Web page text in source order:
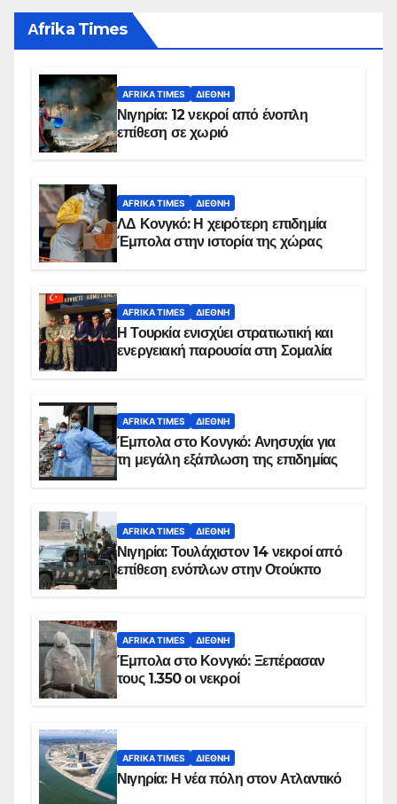
Αfrika Times
AFRIKA TIMES ΔΙΕΘΝΉ
Νιγηρία: 12 νεκροί από ένοπλη
επίθεση σε χωριό
AFRIKA TIMES ΔΙΕΘΝΉ
ΛΔ Κονγκό: Η χειρότερη επιδημία
Έμπολα στην ιστορία της χώρας
AFRIKA TIMES ΔΙΕΘΝΉ
Η Τουρκία ενισχύει στρατιωτική και
ενεργειακή παρουσία στη Σομαλία
AFRIKA TIMES ΔΙΕΘΝΉ
Έμπολα στο Κονγκό: Ανησυχία για
τη μεγάλη εξάπλωση της επιδημίας
AFRIKA TIMES ΔΙΕΘΝΉ
Νιγηρία: Τουλάχιστον 14 νεκροί από
επίθεση ενόπλων στην Οτούκπο
AFRIKA TIMES ΔΙΕΘΝΉ
Έμπολα στο Κονγκό: Ξεπέρασαν
τους 1.350 οι νεκροί
AFRIKA TIMES ΔΙΕΘΝΉ
Νιγηρία: Η νέα πόλη στον Ατλαντικό